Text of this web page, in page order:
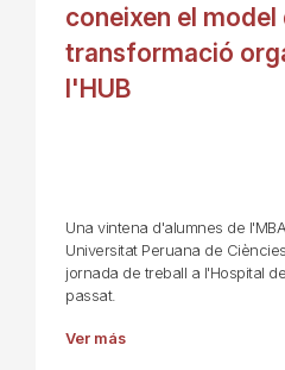
coneixen el model
transformació
l'HUB
Una vintena d'alumnes de
Universitat Peruana de
jornada de treball a l'Hospital
passat.
Ver más